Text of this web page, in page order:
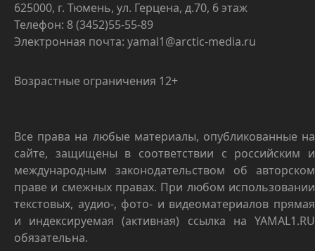
625000, г. Тюмень, ул. Герцена, д.70, 6 этаж
Телефон: 8 (3452)55-55-89
Электронная почта: yamal1@arctic-media.ru
Возрастные ограничения 12+
Все права на любые материалы, опубликованные на
сайте, защищены в соответствии с российским и
международным законодательством об авторском
праве и смежных правах. При любом использовании
текстовых, аудио-, фото- и видеоматериалов прямая
и индексируемая (активная) ссылка на YAMAL1.RU
обязательна.